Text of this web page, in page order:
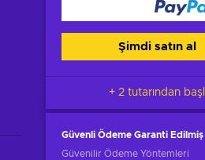
Şimdi satın al
+ 2 tutarından
Güvenli Ödeme Garanti Edilmiş
Güvenilir Ödeme Yöntemleri